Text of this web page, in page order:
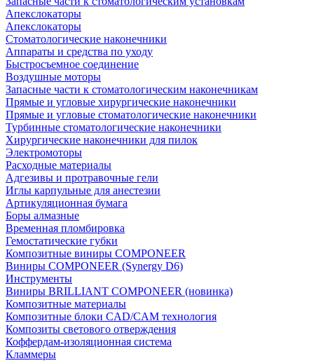
Апекслокаторы
Апекслокаторы
Стоматологические наконечники
Аппараты и средства по уходу
Быстросъемное соединение
Воздушные моторы
Запасные части к стоматологическим наконечникам
Прямые и угловые хирургические наконечники
Прямые и угловые стоматологические наконечники
Турбинные стоматологические наконечники
Хирургические наконечники для пилок
Электромоторы
Расходные материалы
Адгезивы и протравочные гели
Иглы карпульные для анестезии
Артикуляционная бумага
Боры алмазные
Временная пломбировка
Гемостатические губки
Композитные виниры COMPONEER
Виниры COMPONEER (Synergy D6)
Инструменты
Виниры BRILLIANT COMPONEER (новинка)
Композитные материалы
Композитные блоки CAD/СAM технология
Композиты светового отверждения
Коффердам-изоляционная система
Кламмеры